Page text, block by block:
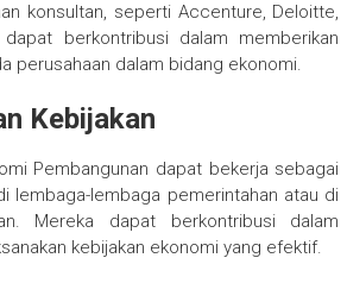
konsultan, seperti Accenture, Deloitte,
berkontribusi dalam memberikan
perusahaan dalam bidang ekonomi.
Kebijakan
Pembangunan dapat bekerja sebagai
lembaga-lembaga pemerintahan atau di
Mereka dapat berkontribusi dalam
kebijakan ekonomi yang efektif.